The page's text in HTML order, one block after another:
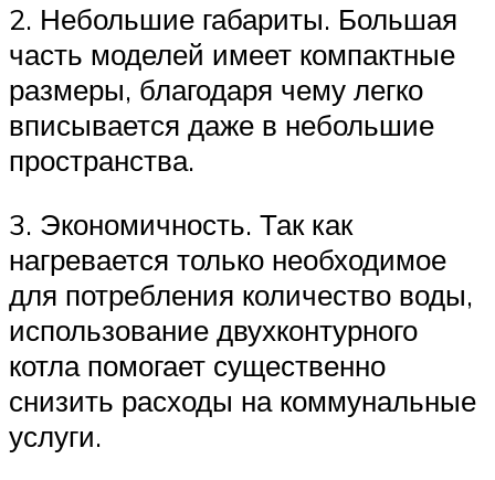
2. Небольшие габариты. Большая
часть моделей имеет компактные
размеры, благодаря чему легко
вписывается даже в небольшие
пространства.
3. Экономичность. Так как
нагревается только необходимое
для потребления количество воды,
использование двухконтурного
котла помогает существенно
снизить расходы на коммунальные
услуги.